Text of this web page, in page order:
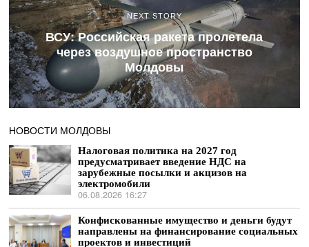
NEXT STORY
ВСУ: Российская ракета пролетела
через воздушное пространство
Молдовы
НОВОСТИ МОЛДОВЫ
Налоговая политика на 2027 год
предусматривает введение НДС на
зарубежные посылки и акцизов на
электромобили
06.08.2026 16:27
Конфискованные имущество и деньги будут
направлены на финансирование социальных
проектов и инвестиций